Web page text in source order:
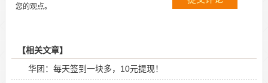
您的观点。
【相关文章】
华团：每天签到一块多，10元提现！